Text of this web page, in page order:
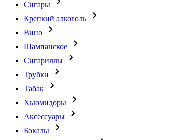
Сигары
Крепкий алкоголь
Вино
Шампанское
Сигариллы
Трубки
Табак
Хьюмидоры
Аксессуары
Бокалы